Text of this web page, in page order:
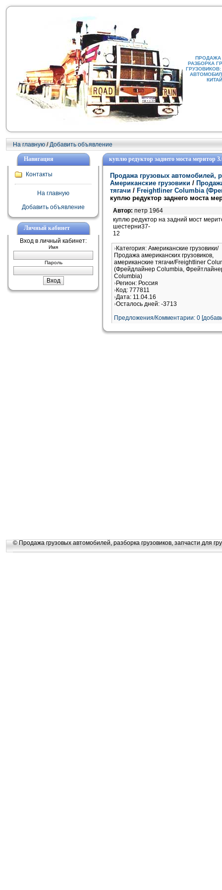
ПРОДАЖА
РАЗБОРКА
На главную /Добавить объявление
Навигация
Контакты
На главную
Добавить объявление
Личный кабинет
Вход в личный кабинет:
Имя
Пароль
куплю редуктор заднего моста меритор
Продажа грузовых автомобилей,
Американские грузовики /
тягачи / Freightliner Columbia
куплю редуктор заднего моста
Автор: петр 1964
куплю редуктор на задний мост
шестерни37-
12
Категория: Американские грузовики/
Продажа американских грузовиков,
американские тягачи/Freightliner
(Фрейдлайнер Columbia,
Columbia)
Регион: Россия
Код: 777811
Дата: 11.04.16
Осталось дней: -3713
Предложения/Комментарии: 0
© Продажа грузовых автомобилей, разборка грузовиков, запчасти для